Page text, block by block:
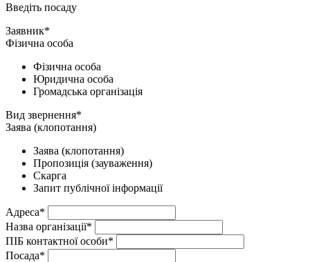
Введіть посаду
Заявник*
Фізична особа
Фізична особа
Юридична особа
Громадська організація
Вид звернення*
Заява (клопотання)
Заява (клопотання)
Пропозиція (зауваження)
Скарга
Запит публічної інформації
Адреса*
Назва організації*
ПІБ контактної особи*
Посада*